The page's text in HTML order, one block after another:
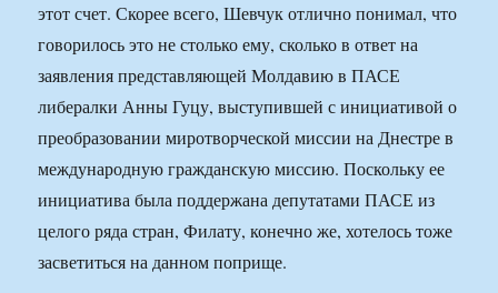
этот счет. Скорее всего, Шевчук отлично понимал, что
говорилось это не столько ему, сколько в ответ на
заявления представляющей Молдавию в ПАСЕ
либералки Анны Гуцу, выступившей с инициативой о
преобразовании миротворческой миссии на Днестре в
международную гражданскую миссию. Поскольку ее
инициатива была поддержана депутатами ПАСЕ из
целого ряда стран, Филату, конечно же, хотелось тоже
засветиться на данном поприще.